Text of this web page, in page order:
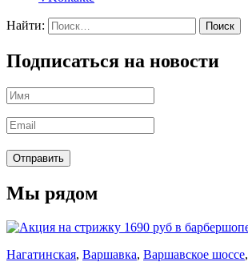
Найти:
Подписаться на новости
Мы рядом
Нагатинская, Варшавка, Варшавское шоссе,